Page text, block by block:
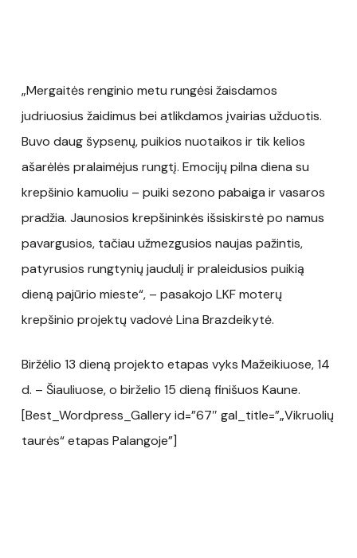
„Mergaitės renginio metu rungėsi žaisdamos
judriuosius žaidimus bei atlikdamos įvairias užduotis.
Buvo daug šypsenų, puikios nuotaikos ir tik kelios
ašarėlės pralaimėjus rungtį. Emocijų pilna diena su
krepšinio kamuoliu – puiki sezono pabaiga ir vasaros
pradžia. Jaunosios krepšininkės išsiskirstė po namus
pavargusios, tačiau užmezgusios naujas pažintis,
patyrusios rungtynių jaudulį ir praleidusios puikią
dieną pajūrio mieste“, – pasakojo LKF moterų
krepšinio projektų vadovė Lina Brazdeikytė.
Biržėlio 13 dieną projekto etapas vyks Mažeikiuose, 14
d. – Šiauliuose, o birželio 15 dieną finišuos Kaune.
[Best_Wordpress_Gallery id=”67″ gal_title=”„Vikruolių
taurės“ etapas Palangoje”]